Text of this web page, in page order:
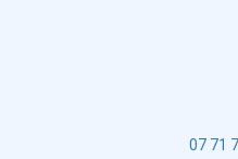
07 71